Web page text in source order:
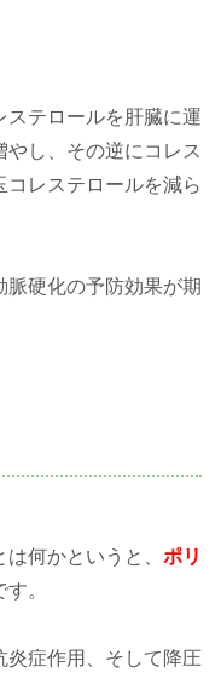
ステロールを肝臓に運
し、その逆にコレス
レステロールを減ら
脈硬化の予防効果が期
何かというと、 ポリ
。
炎症作用、そして降圧